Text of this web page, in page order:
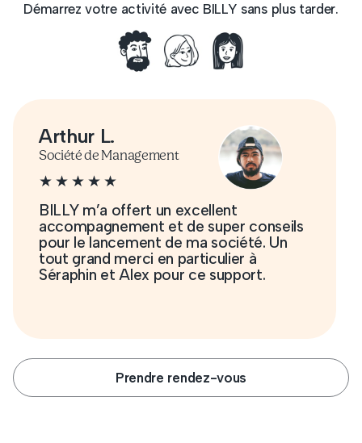
Démarrez votre activité avec BILLY sans plus tarder.
Consultant Marketing
L’app est SUPER bien faite, c’est
outil parfait pour démarrer mon
entreprise.
Hyper pratique la
Factures et j’ai pu virer Dropbox
mon mac et uploader plusieurs
Prendre rendez-vous